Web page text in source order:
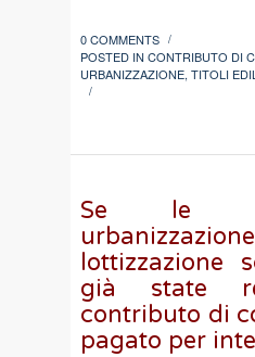
0 COMMENTS /
POSTED IN CONTRIBUTO DI
URBANIZZAZIONE,TITOLI
/
Se le
lottizzazione
già state
contributo di
pagato per